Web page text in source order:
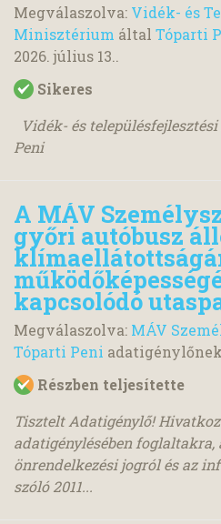
Megválaszolva: Vidék- és
Minisztérium által Tóparti
2026. július 13..
Sikeres
Vidék- és
Peni
A MÁV
győri autóbusz
kapcsolódó
Megválaszolva: MÁV
Tóparti Peni
Részben teljesítette
Tisztelt Adatigénylő!
adatigénylésében
önrendelkezési jogról és az
szóló 2011...